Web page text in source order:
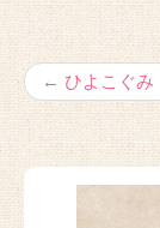
← ひよこぐ